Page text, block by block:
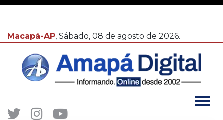
Macapá-AP, Sábado, 08 de agosto de 2026.